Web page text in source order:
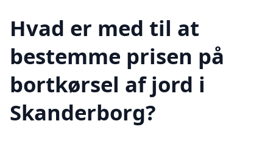
Hvad er med til at
bestemme prisen på
bortkørsel af jord i
Skanderborg?